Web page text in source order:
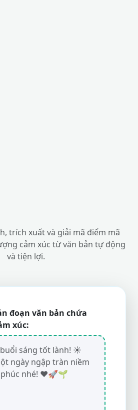
trích xuất và giải mã điểm mã
cảm xúc từ văn bản tự động
và tiện lợi.
đoạn văn bản chứa
xúc: